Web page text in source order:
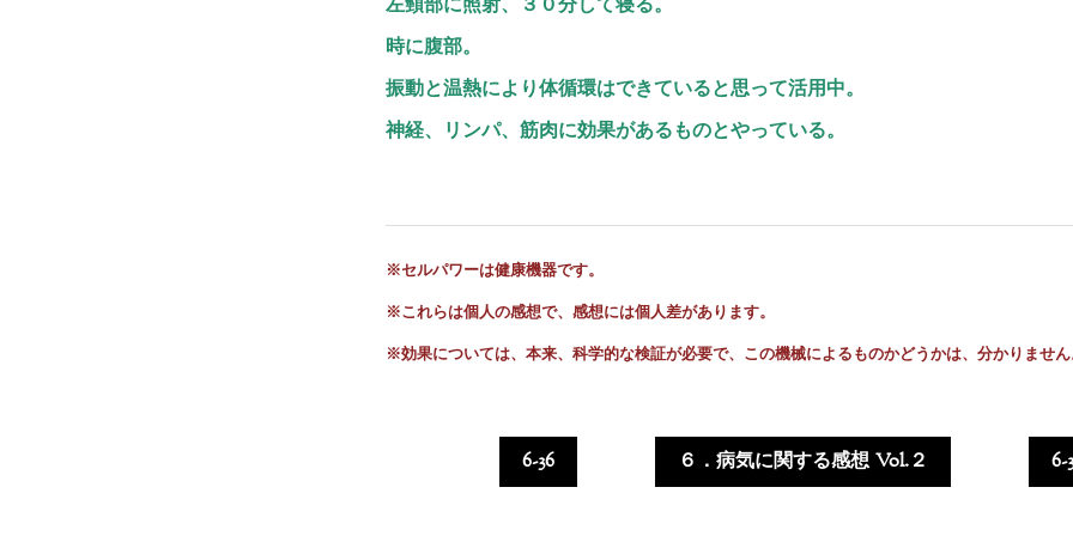
左頸部に照射、３０分して寝る。
時に腹部。
振動と温熱により体循環はできていると思って活用中。
神経、リンパ、筋肉に効果があるものとやっている。
※セルパワーは健康機器です。
※これらは個人の感想で、感想には個人差があります。
※効果については、本来、科学的な検証が必要で、この機械によるものかどうかは、分かりませ
6-36 ６．病気に関する感想 Vol.２ 6-